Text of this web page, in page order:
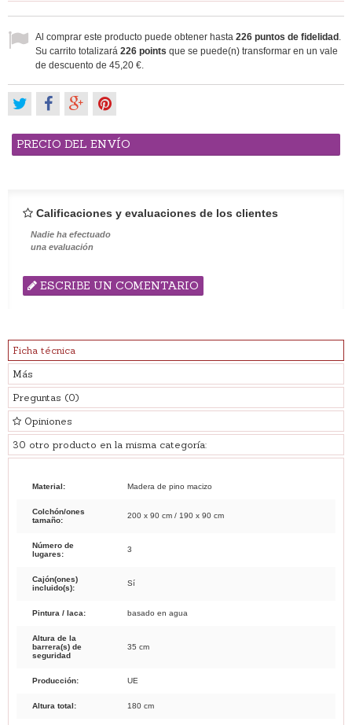
Al comprar este producto puede obtener hasta 226 puntos de fidelidad
Su carrito totalizará 226 points que se puede(n) transformar en un vale
de descuento de 45,20 €
PRECIO DEL ENVÍO
Calificaciones y evaluaciones de los clientes
Nadie ha efectuado
una evaluación
ESCRIBE UN COMENTARIO
Ficha técnica
Más
Preguntas (0)
Opiniones
30 otro producto en la misma categoría:
Material: Madera de pino macizo
Colchón/ones
tamaño:
200 x 90 cm / 190 x 90 cm
Número de
lugares:
3
Cajón(ones)
incluido(s):
Sí
Pintura / laca: basado en agua
Altura de la
barrera(s) de
seguridad
35 cm
Producción: UE
Altura total: 180 cm